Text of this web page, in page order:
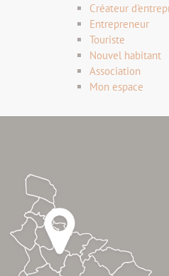
Créateur
Entrepreneur
Touriste
Nouvel habitant
Association
Mon espace